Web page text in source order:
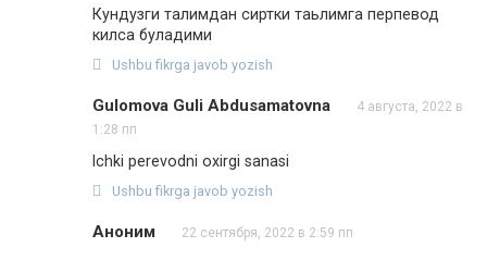
Кундузги талимдан сиртки таьлимга перпевод
килса буладими
Ushbu fikrga javob yozish
Gulomova Guli Abdusamatovna
4 августа, 2022 в
1:28 пп
Ichki perevodni oxirgi sanasi
Ushbu fikrga javob yozish
Аноним 22 сентября, 2022 в 2:59 пп